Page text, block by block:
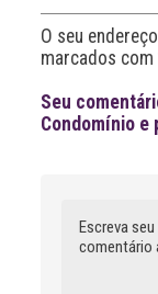
O seu
marcados
Seu
Condomínio e